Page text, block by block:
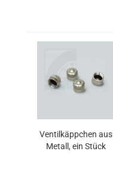
Ventilkäppchen aus
Metall, ein Stück